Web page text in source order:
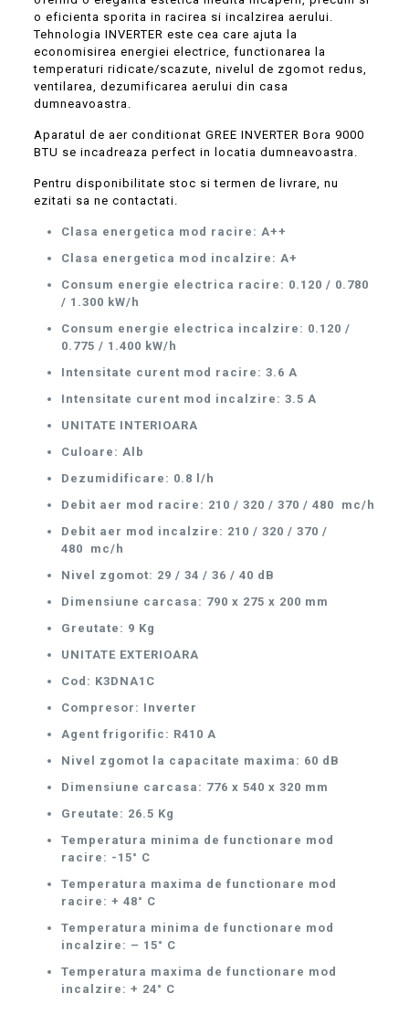
o eficienta sporita in racirea si incalzirea aerului.
Tehnologia INVERTER este cea care ajuta la
economisirea energiei electrice, functionarea la
temperaturi ridicate/scazute, nivelul de zgomot redus,
ventilarea, dezumificarea aerului din casa
dumneavoastra.
Aparatul de aer conditionat GREE INVERTER Bora 9000
BTU se incadreaza perfect in locatia dumneavoastra.
Pentru disponibilitate stoc si termen de livrare, nu
ezitati sa ne contactati.
Clasa energetica mod racire: A++
Clasa energetica mod incalzire: A+
Consum energie electrica racire: 0.120 / 0.780
/ 1.300 kW/h
Consum energie electrica incalzire: 0.120 /
0.775 / 1.400 kW/h
Intensitate curent mod racire: 3.6 A
Intensitate curent mod incalzire: 3.5 A
UNITATE INTERIOARA
Culoare: Alb
Dezumidificare: 0.8 l/h
Debit aer mod racire: 210 / 320 / 370 / 480 mc/h
Debit aer mod incalzire: 210 / 320 / 370 /
480 mc/h
Nivel zgomot: 29 / 34 / 36 / 40 dB
Dimensiune carcasa: 790 x 275 x 200 mm
Greutate: 9 Kg
UNITATE EXTERIOARA
Cod: K3DNA1C
Compresor: Inverter
Agent frigorific: R410 A
Nivel zgomot la capacitate maxima: 60 dB
Dimensiune carcasa: 776 x 540 x 320 mm
Greutate: 26.5 Kg
Temperatura minima de functionare mod
racire: -15° C
Temperatura maxima de functionare mod
racire: + 48° C
Temperatura minima de functionare mod
incalzire: – 15° C
Temperatura maxima de functionare mod
incalzire: + 24° C